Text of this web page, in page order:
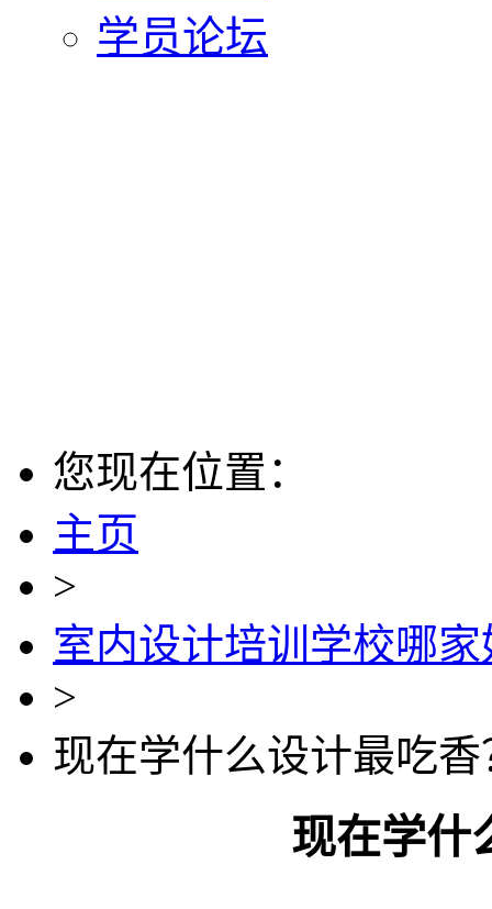
学员论坛
您现在位置：
主页
>
室内设计培训学校哪家
>
现在学什么设计最吃香
现在学什